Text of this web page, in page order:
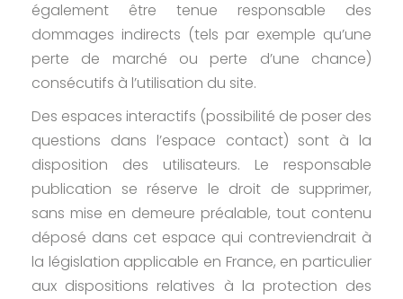
également être tenue responsable des
dommages indirects (tels par exemple qu’une
perte de marché ou perte d’une chance)
consécutifs à l’utilisation du site.
Des espaces interactifs (possibilité de poser des
questions dans l’espace contact) sont à la
disposition des utilisateurs. Le responsable
publication se réserve le droit de supprimer,
sans mise en demeure préalable, tout contenu
déposé dans cet espace qui contreviendrait à
la législation applicable en France, en particulier
aux dispositions relatives à la protection des